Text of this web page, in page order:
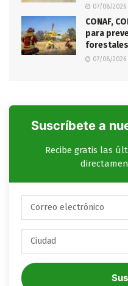
07/08/2026
CONAF,
para
forestales
07/08/2026
Suscríbete a
Recibe gratis las